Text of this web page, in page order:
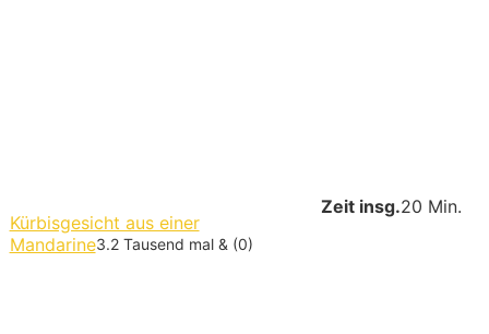
Zeit insg.20 Min.
Kürbisgesicht aus einer
Mandarine3.2 Tausend mal & (0)